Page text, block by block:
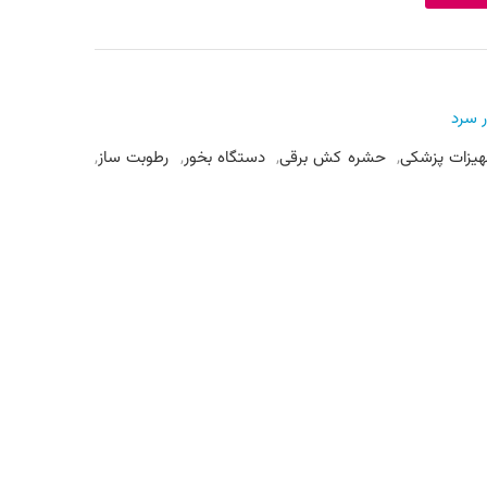
سرد
پزشکی, حشره کش برقی, دستگاه بخور, رطوبت ساز,